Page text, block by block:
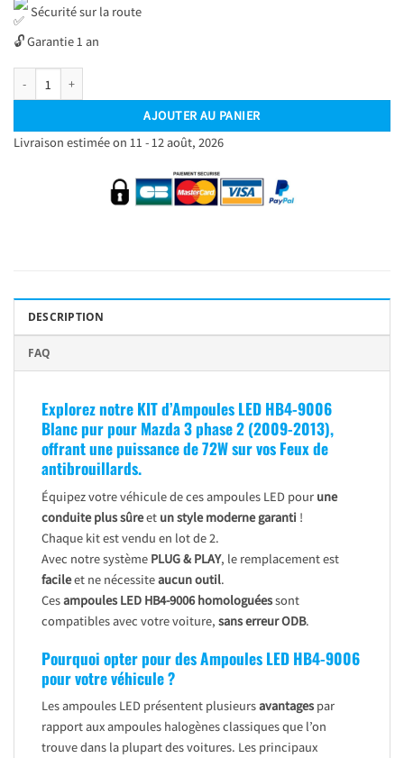
Sécurité sur la route
🔓 Garantie 1 an
AJOUTER AU PANIER
Livraison estimée on 11 - 12 août, 2026
DESCRIPTION
FAQ
Explorez notre KIT d’Ampoules LED HB4-9006
Blanc pur pourMazda 3 phase 2 (2009-2013),
offrant une puissance de 72W sur vos Feux de
antibrouillards.
Équipez votre véhicule de ces ampoules LED pour une
conduite plus sûreet un style moderne garanti !
Chaque kit est vendu en lot de 2.
Avec notre système PLUG & PLAY, le remplacement est
facileet ne nécessiteaucun outil.
Cesampoules LED HB4-9006 homologuéessont
compatibles avec votre voiture, sans erreur ODB.
Pourquoi opter pour des Ampoules LED HB4-9006
pour votre véhicule ?
Les ampoules LED présentent plusieursavantagespar
rapport aux ampoules halogènes classiques que l’on
trouve dans la plupart des voitures. Les principaux